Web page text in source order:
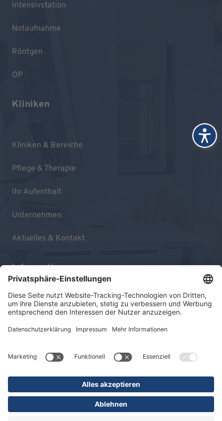
Intensivstation
Notaufnahme
Röntgen
OP
Kliniken
Kliniken & Bereiche
Pflege & Therapie
Ihr Aufenthalt
Unternehmen
Aktuelles & Kontakt
Informationen
Impressum
Datenschutz